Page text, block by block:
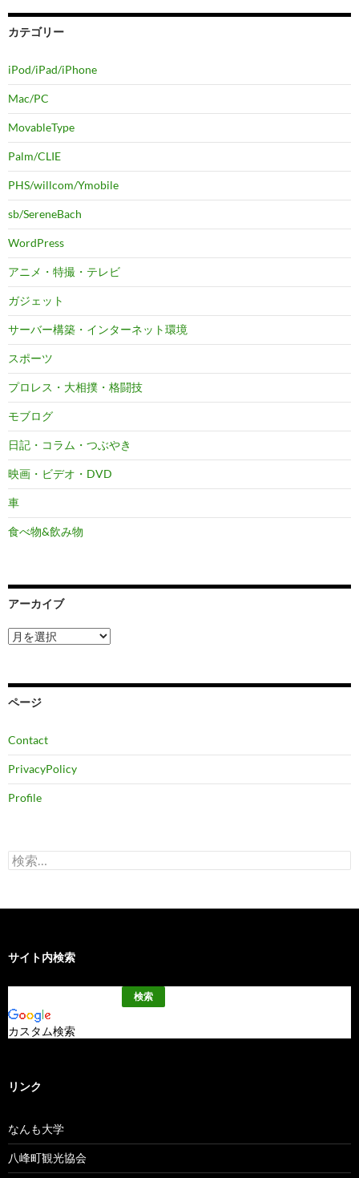
カテゴリー
iPod/iPad/iPhone
Mac/PC
MovableType
Palm/CLIE
PHS/willcom/Ymobile
sb/SereneBach
WordPress
アニメ・特撮・テレビ
ガジェット
サーバー構築・インターネット環境
スポーツ
プロレス・大相撲・格闘技
モブログ
日記・コラム・つぶやき
映画・ビデオ・DVD
車
食べ物&飲み物
アーカイブ
ア
ー
ブ
ページ
Contact
PrivacyPolicy
Profile
検
索:
サイト内検索
カスタム検索
リンク
なんも大学
八峰町観光協会